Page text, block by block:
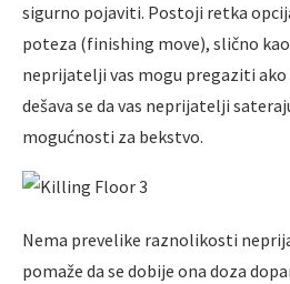
sigurno pojaviti. Postoji retka
poteza (finishing move), slično kao
neprijatelji vas mogu pregaziti ako
dešava se da vas neprijatelji
mogućnosti za bekstvo.
Nema prevelike raznolikosti
pomaže da se dobije ona doza